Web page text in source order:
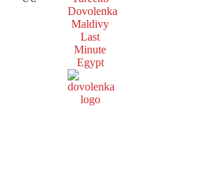
Dovolenka
Maldivy
Last
Minute
Egypt